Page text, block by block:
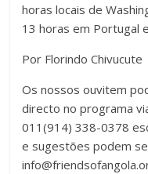
horas locais de
13 horas em Portugal
Por Florindo Chivucute
Os nossos ouvitem
directo no programa
011(914) 338-0378
e sugestões podem